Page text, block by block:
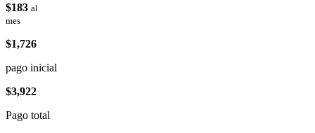
$183 al
mes
$1,726
pago inicial
$3,922
Pago total